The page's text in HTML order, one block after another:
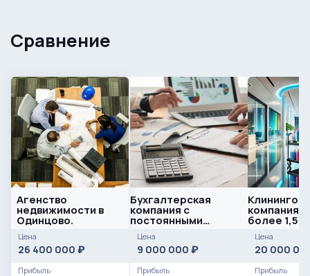
Сравнение
Агенство
недвижимости в
Одинцово.
Цена
26 400 000 ₽
Прибыль
Бухгалтерская
компания с
постоянными
клиентами
Цена
9 000 000 ₽
Прибыль
компания
более 1,5
Цена
20 000
Прибыль